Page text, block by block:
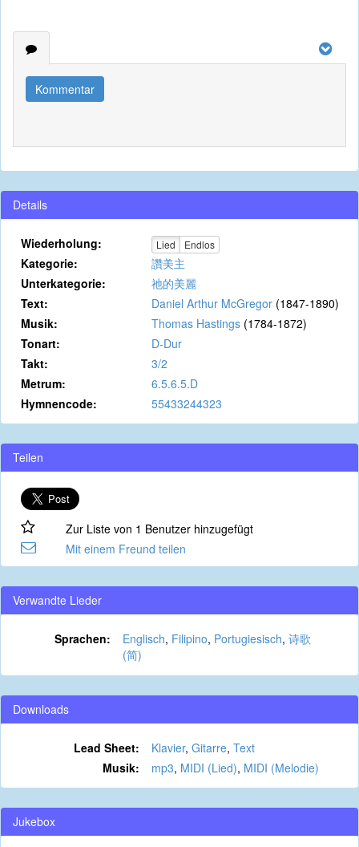
Kommentar
Details
Wiederholung: Lied Endlos
Kategorie:
讚美主
Unterkategorie:
祂的美麗
Text:
Daniel Arthur McGregor (1847-1890)
Musik:
Thomas Hastings (1784-1872)
Tonart:
D-Dur
Takt:
3/2
Metrum:
6.5.6.5.D
Hymnencode:
55433244323
Teilen
Zur Liste von 1 Benutzer hinzugefügt
Mit einem Freund teilen
Verwandte Lieder
Sprachen: Englisch, Filipino, Portugiesisch, 诗歌
(简)
Downloads
Lead Sheet: Klavier, Gitarre, Text
Musik:
mp3, MIDI (Lied), MIDI (Melodie)
Jukebox